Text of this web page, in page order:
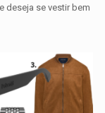
deseja se vestir bem